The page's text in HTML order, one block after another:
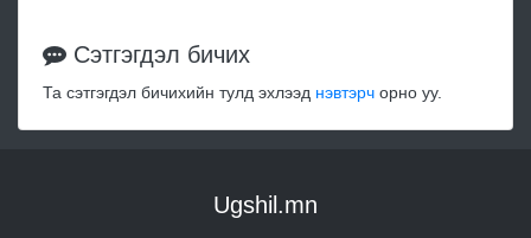
Сэтгэгдэл бичих
Та сэтгэгдэл бичихийн тулд эхлээд нэвтэрч орно уу.
Ugshil.mn